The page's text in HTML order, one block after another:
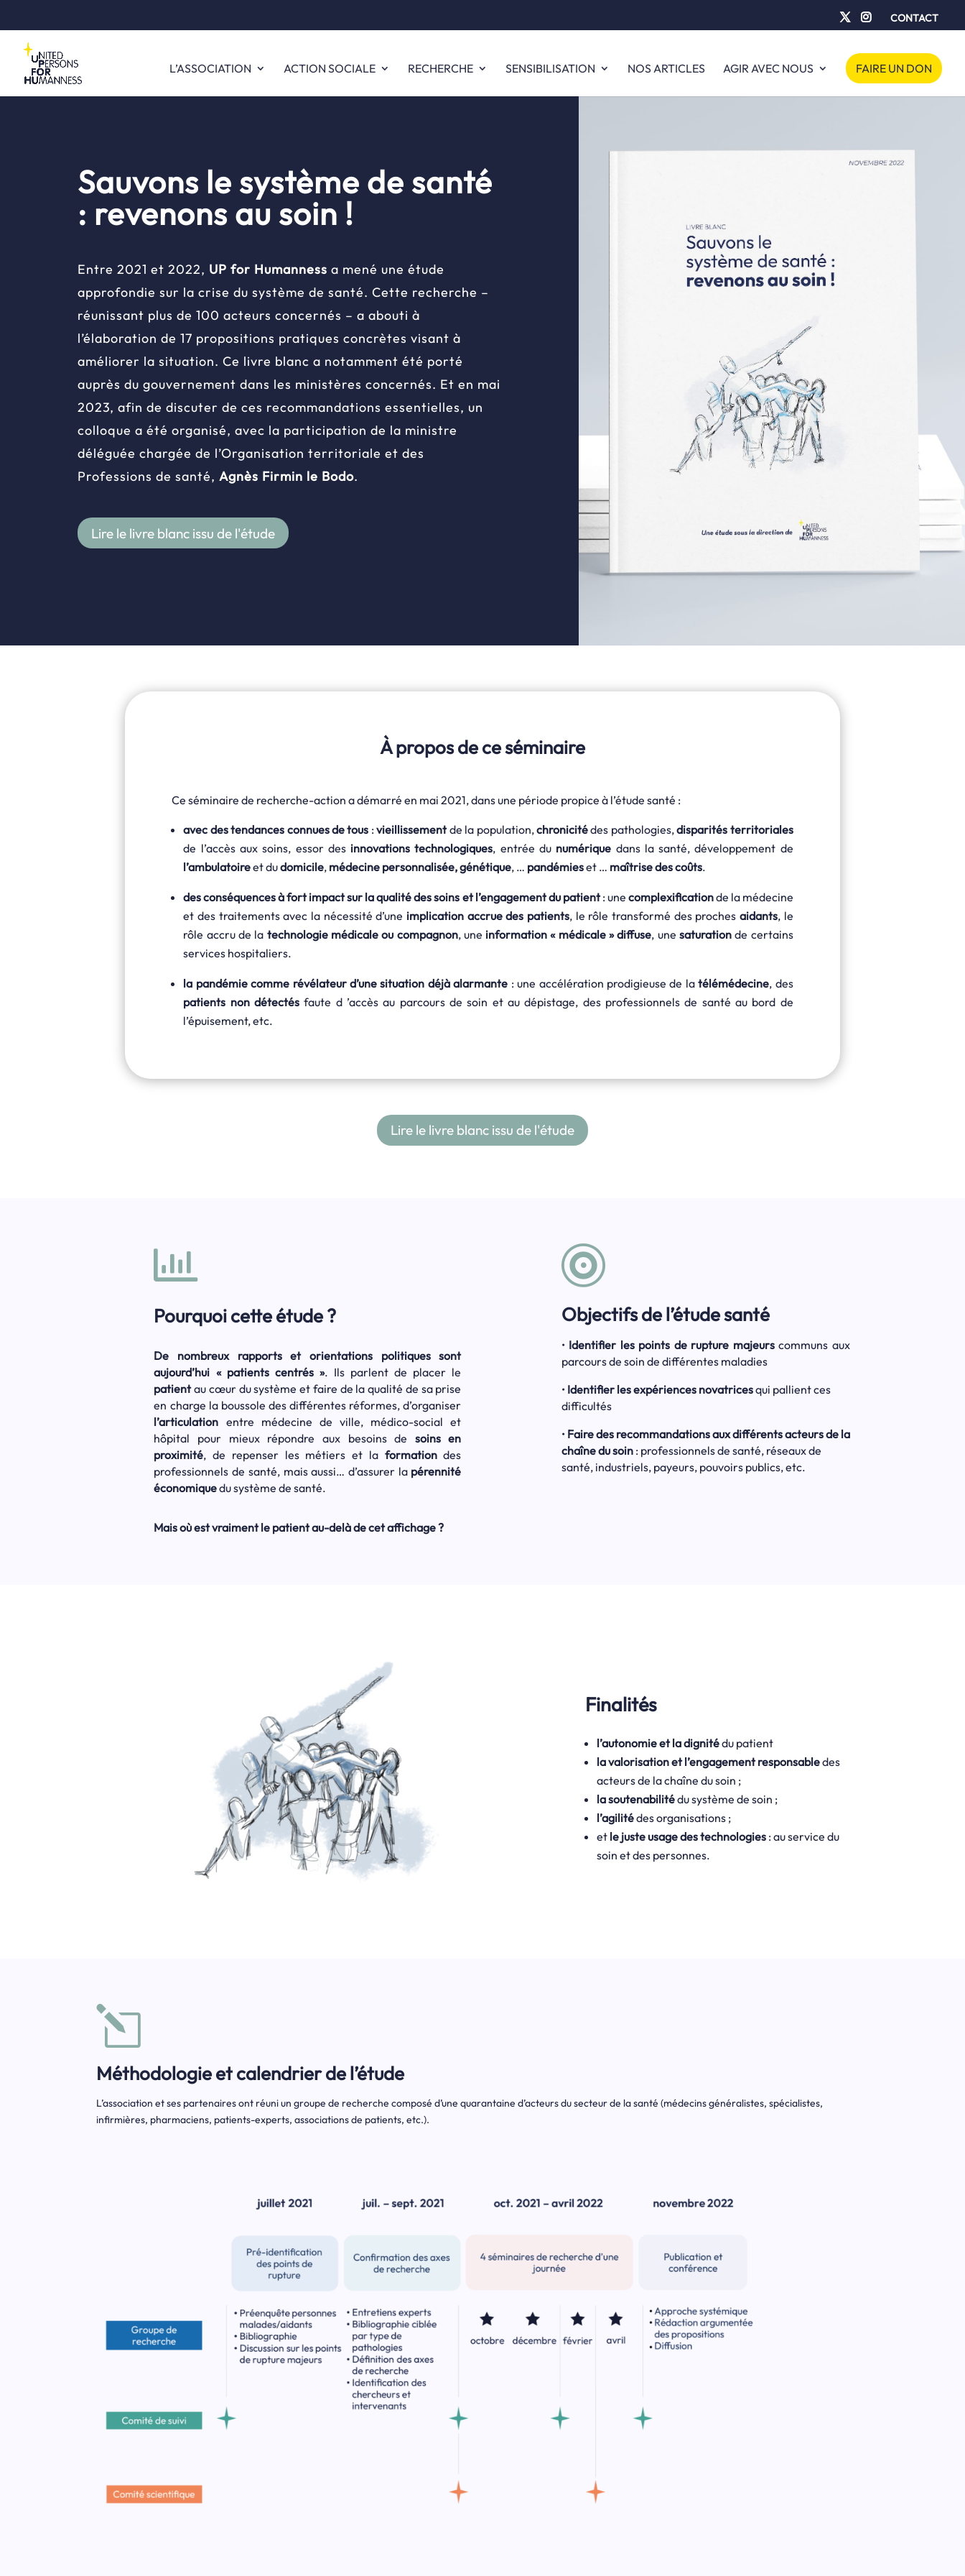
CONTACT
L’ASSOCIATION ACTION SOCIALE RECHERCHE SENSIBILISATION NOS ARTICLES AGIR AVEC NOUS FAIRE UN DON
Sauvons le système de santé
: revenons au soin !
Entre 2021 et 2022, UP for Humanness a mené une étude
approfondie sur la crise du système de santé. Cette recherche –
réunissant plus de 100 acteurs concernés – a abouti à
l’élaboration de 17 propositions pratiques concrètes visant à
améliorer la situation. Ce livre blanc a notamment été porté
auprès du gouvernement dans les ministères concernés. Et en mai
2023, afin de discuter de ces recommandations essentielles, un
colloque a été organisé, avec la participation de la ministre
déléguée chargée de l’Organisation territoriale et des
Professions de santé, Agnès Firmin le Bodo.
Lire le livre blanc issu de l'étude
À propos de ce séminaire
Ce séminaire de recherche-action a démarré en mai 2021, dans une période propice à l’étude santé :
avec des tendances connues de tous :vieillissementde la population,chronicitédes pathologies,disparités territoriales
de l’accès aux soins, essor des innovations technologiques, entrée du numérique dans la santé, développement de
l’ambulatoireet dudomicile, médecine personnalisée, génétique, … pandémieset … maîtrise des coûts.
des conséquences à fort impact sur la qualité des soins et l’engagement du patient: une complexificationde la médecine
et des traitements avec la nécessité d’une implication accrue des patients, le rôle transformé des proches aidants, le
rôle accru de la technologie médicale ou compagnon, une information « médicale » diffuse, unesaturation de certains
services hospitaliers.
la pandémie comme révélateur d’une situation déjà alarmante : une accélération prodigieuse de latélémédecine, des
patients non détectésfaute d ’accès au parcours de soin et au dépistage, des professionnels de santé au bord de
l’épuisement, etc.
Lire le livre blanc issu de l'étude

Pourquoi cette étude ?
De nombreux rapports et orientations politiques sont
aujourd’hui « patients centrés ». Ils parlent de placer le
patientau cœur du système et faire de la qualité de sa prise
en charge la boussole des différentes réformes, d’organiser
l’articulation entre médecine de ville, médico-social et
hôpital pour mieux répondre aux besoins de soins en
proximité, de repenser les métiers et la formationdes
professionnels de santé, mais aussi… d’assurer la pérennité
économiquedu système de santé.
Mais où est vraiment le patient au-delà de cet affichage ?

Objectifs de l’étude santé
• Identifier les points de rupture majeurscommuns aux
parcours de soin de différentes maladies
• Identifier les expériences novatricesqui pallient ces
difficultés
• Faire des recommandations aux différents acteurs de la
chaîne du soin: professionnels de santé, réseaux de
santé, industriels, payeurs, pouvoirs publics, etc.
Finalités
l’autonomie et la dignitédu patient
la valorisation et l’engagement responsabledes
acteurs de la chaîne du soin ;
la soutenabilitédu système de soin ;
l’agilitédes organisations ;
et le juste usage des technologies: au service du
soin et des personnes.
l
Méthodologie et calendrier de l’étude
L’association et ses partenaires ont réuni un groupe de recherche composé d’une quarantaine d’acteurs du secteur de la santé (médecins généralistes, spécialistes,
infirmières, pharmaciens, patients-experts, associations de patients, etc.).